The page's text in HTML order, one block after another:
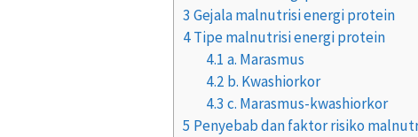
3 Gejala malnutrisi energi protein
4Tipe malnutrisi energi protein
4.1 a. Marasmus
4.2 b. Kwashiorkor
4.3 c. Marasmus-kwashiorkor
5 Penyebab dan faktor risiko